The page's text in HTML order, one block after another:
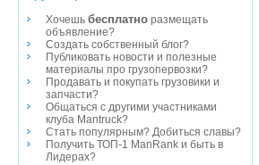
Хочешь бесплатно размещать
объявление?
Создать собственный блог?
Публиковать новости и полезные
материалы про грузопервозки?
Продавать и покупать грузовики и
запчасти?
Общаться с другими участниками
клуба Mantruck?
Стать популярным? Добиться славы?
Получить ТОП-1 ManRank и быть в
Лидерах?